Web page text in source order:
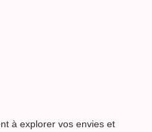
à explorer vos envies et